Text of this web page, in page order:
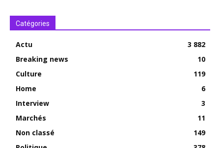
Catégories
Actu
3 882
Breaking news
10
Culture
119
Home
6
Interview
3
Marchés
11
Non classé
149